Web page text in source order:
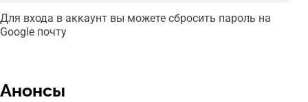
Для входа в аккаунт вы можете сбросить пароль на
Google почту
Анонсы